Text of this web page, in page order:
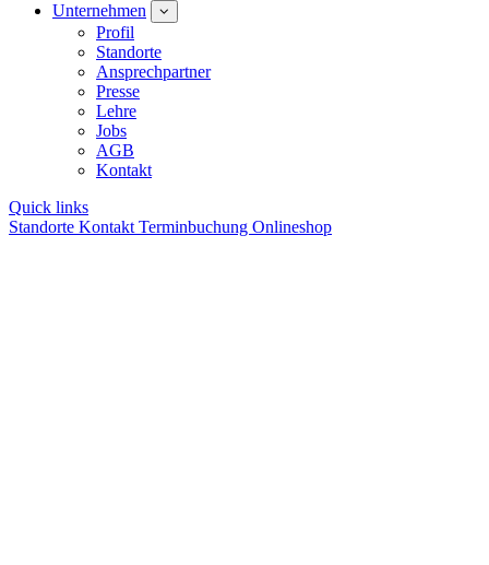
Unternehmen
Profil
Standorte
Ansprechpartner
Presse
Lehre
Jobs
AGB
Kontakt
Quick links
Standorte Kontakt Terminbuchung Onlineshop